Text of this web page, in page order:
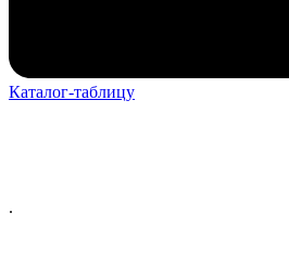
Каталог-таблицу
.